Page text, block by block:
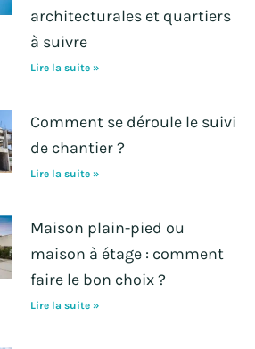
architecturales et quartiers
à suivre
Lire la suite »
Comment se déroule le suivi
de chantier ?
Lire la suite »
Maison plain-pied ou
maison à étage : comment
faire le bon choix ?
Lire la suite »